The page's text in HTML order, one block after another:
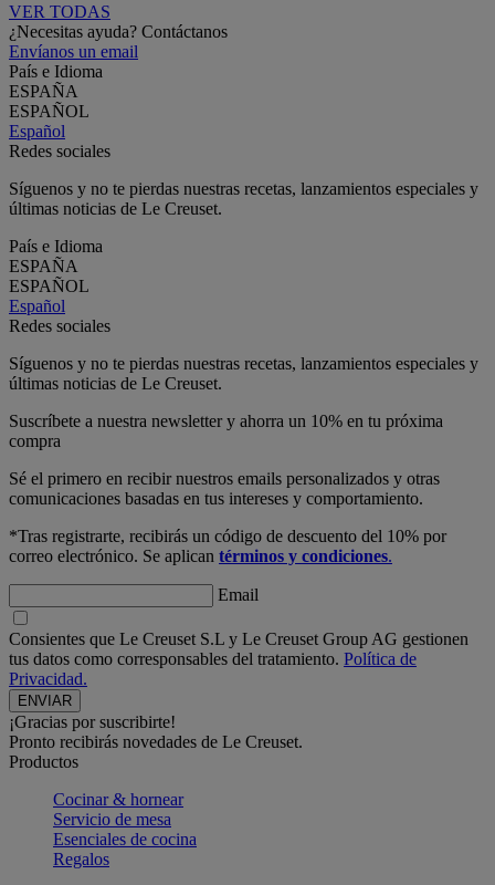
VER TODAS
¿Necesitas ayuda? Contáctanos
Envíanos un email
País e Idioma
ESPAÑA
ESPAÑOL
Español
Redes sociales
Síguenos y no te pierdas nuestras recetas, lanzamientos especiales y
últimas noticias de Le Creuset.
País e Idioma
ESPAÑA
ESPAÑOL
Español
Redes sociales
Síguenos y no te pierdas nuestras recetas, lanzamientos especiales y
últimas noticias de Le Creuset.
Suscríbete a nuestra newsletter y ahorra un 10% en tu próxima
compra
Sé el primero en recibir nuestros emails personalizados y otras
comunicaciones basadas en tus intereses y comportamiento.
*Tras registrarte, recibirás un código de descuento del 10% por
correo electrónico. Se aplican términos y condiciones.
Email
Consientes que Le Creuset S.L y Le Creuset Group AG gestionen
tus datos como corresponsables del tratamiento. Política de
Privacidad.
¡Gracias por suscribirte!
Pronto recibirás novedades de Le Creuset.
Productos
Cocinar & hornear
Servicio de mesa
Esenciales de cocina
Regalos